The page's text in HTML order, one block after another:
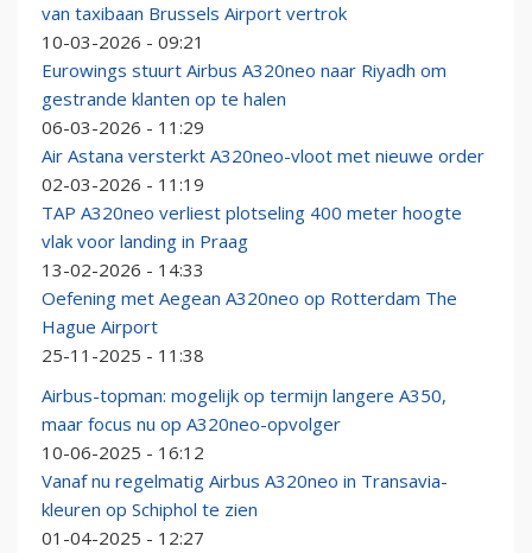
van taxibaan Brussels Airport vertrok
10-03-2026 - 09:21
Eurowings stuurt Airbus A320neo naar Riyadh om
gestrande klanten op te halen
06-03-2026 - 11:29
Air Astana versterkt A320neo-vloot met nieuwe order
02-03-2026 - 11:19
TAP A320neo verliest plotseling 400 meter hoogte
vlak voor landing in Praag
13-02-2026 - 14:33
Oefening met Aegean A320neo op Rotterdam The
Hague Airport
25-11-2025 - 11:38
Airbus-topman: mogelijk op termijn langere A350,
maar focus nu op A320neo-opvolger
10-06-2025 - 16:12
Vanaf nu regelmatig Airbus A320neo in Transavia-
kleuren op Schiphol te zien
01-04-2025 - 12:27